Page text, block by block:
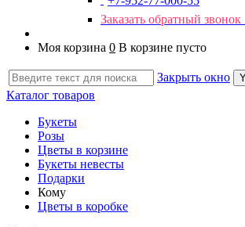
Заказать обратный звонок
Моя корзина 0 В корзине пусто
Закрыть окно
Каталог товаров
Букеты
Розы
Цветы в корзине
Букеты невесты
Подарки
Кому
Цветы в коробке